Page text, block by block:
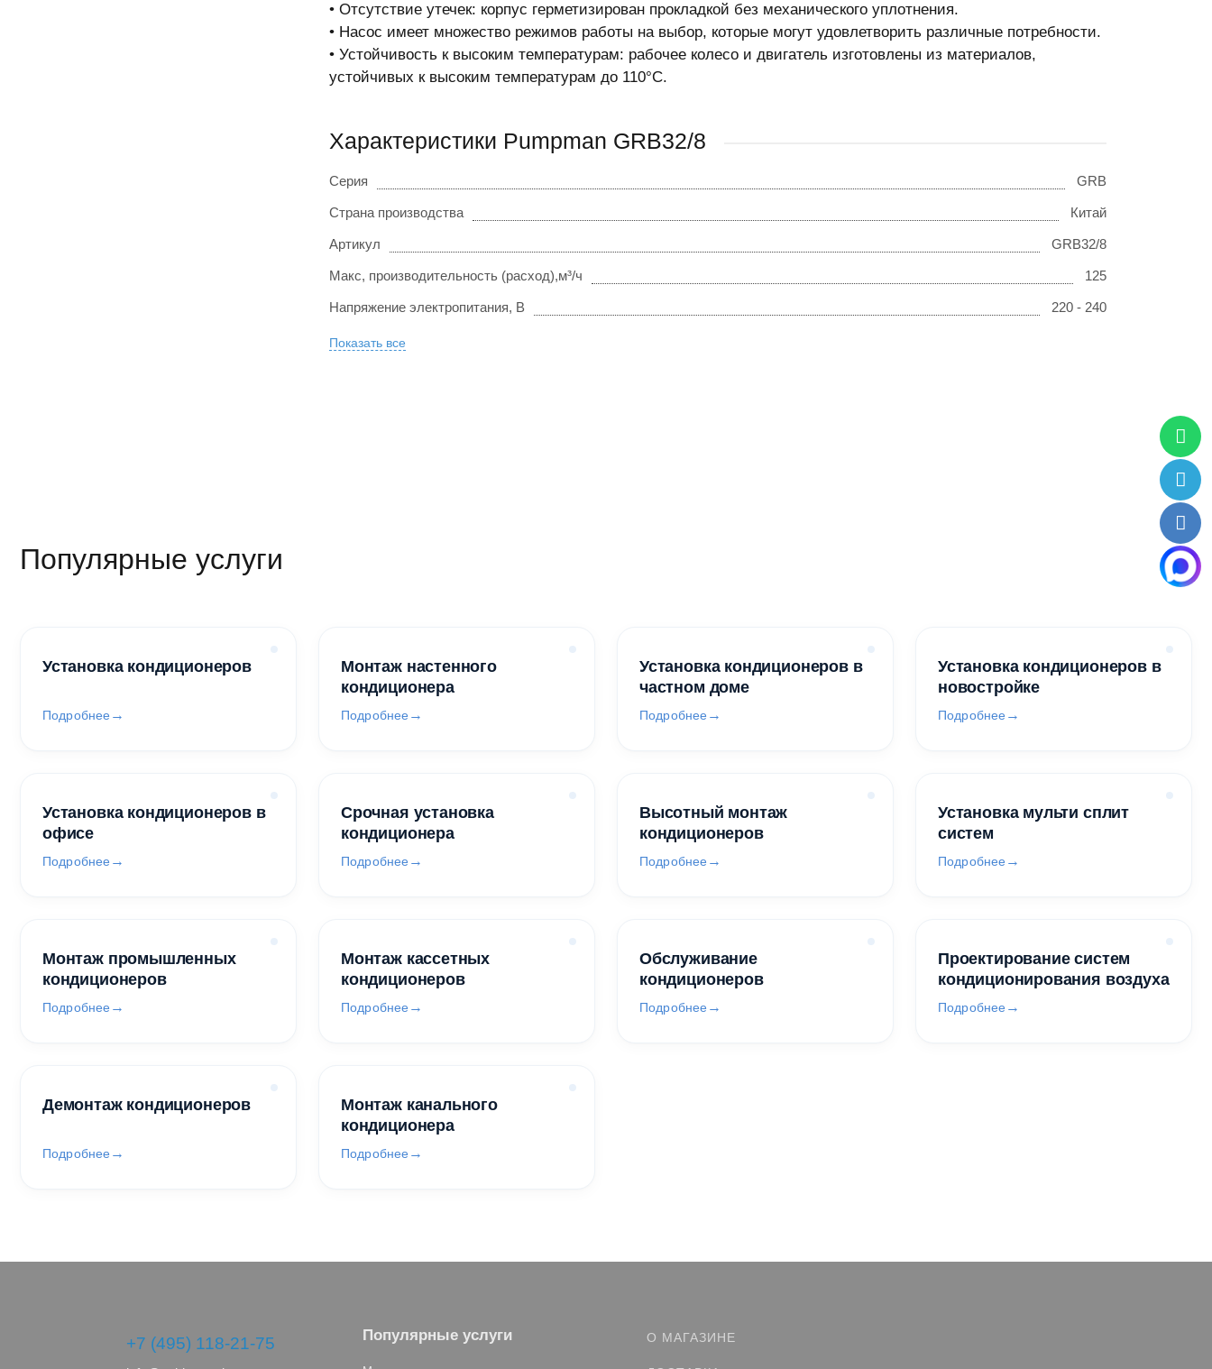
• Отсутствие утечек: корпус герметизирован прокладкой без механического уплотнения.
• Насос имеет множество режимов работы на выбор, которые могут удовлетворить различные потребности.
• Устойчивость к высоким температурам: рабочее колесо и двигатель изготовлены из материалов,
устойчивых к высоким температурам до 110°C.
Характеристики Pumpman GRB32/8
Серия GRB
Страна производства Китай
Артикул GRB32/8
Макс, производительность (расход),м³/ч 125
Напряжение электропитания, В 220 - 240
Показать все
Популярные услуги
Установка кондиционеров
Подробнее
Монтаж настенного
кондиционера
Подробнее
Установка кондиционеров в
частном доме
Подробнее
Установка кондиционеров в
новостройке
Подробнее
Установка кондиционеров в
офисе
Подробнее
Срочная установка
кондиционера
Подробнее
Высотный монтаж
кондиционеров
Подробнее
Установка мульти сплит
систем
Подробнее
Монтаж промышленных
кондиционеров
Подробнее
Монтаж кассетных
кондиционеров
Подробнее
Обслуживание
кондиционеров
Подробнее
Проектирование систем
кондиционирования воздуха
Подробнее
Демонтаж кондиционеров
Подробнее
Монтаж канального
кондиционера
Подробнее
+7 (495) 118-21-75 Популярные услуги О МАГАЗИНЕ